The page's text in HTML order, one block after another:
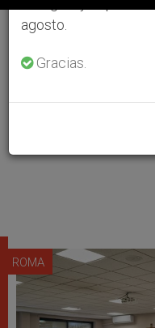
ROMA
agosto.
Gracias.